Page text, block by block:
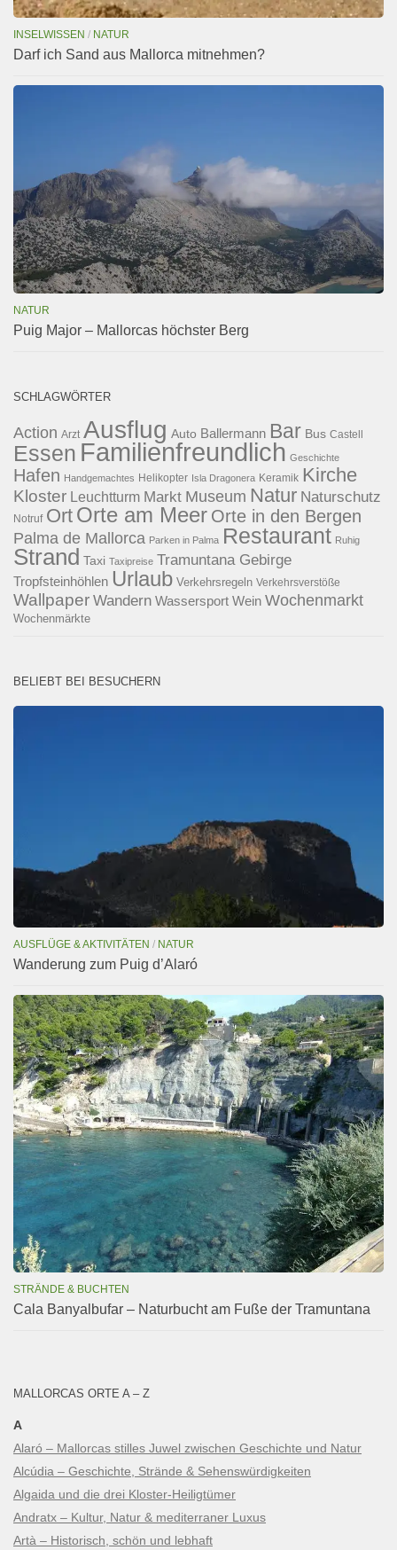
INSELWISSEN / NATUR
Darf ich Sand aus Mallorca mitnehmen?
NATUR
Puig Major – Mallorcas höchster Berg
SCHLAGWÖRTER
Action Arzt Ausflug Auto Ballermann Bar Bus Castell
Essen Familienfreundlich Geschichte
Hafen Handgemachtes Helikopter Isla Dragonera Keramik Kirche
Kloster Leuchtturm Markt Museum Natur Naturschutz
Notruf Ort Orte am Meer Orte in den Bergen
Palma de Mallorca Parken in Palma Restaurant Ruhig
Strand Taxi Taxipreise Tramuntana Gebirge
Tropfsteinhöhlen Urlaub Verkehrsregeln Verkehrsverstöße
Wallpaper Wandern Wassersport Wein Wochenmarkt
Wochenmärkte
BELIEBT BEI BESUCHERN
AUSFLÜGE & AKTIVITÄTEN / NATUR
Wanderung zum Puig d’Alaró
STRÄNDE & BUCHTEN
Cala Banyalbufar – Naturbucht am Fuße der Tramuntana
MALLORCAS ORTE A – Z
A
Alaró – Mallorcas stilles Juwel zwischen Geschichte und Natur
Alcúdia – Geschichte, Strände & Sehenswürdigkeiten
Algaida und die drei Kloster-Heiligtümer
Andratx – Kultur, Natur & mediterraner Luxus
Artà – Historisch, schön und lebhaft